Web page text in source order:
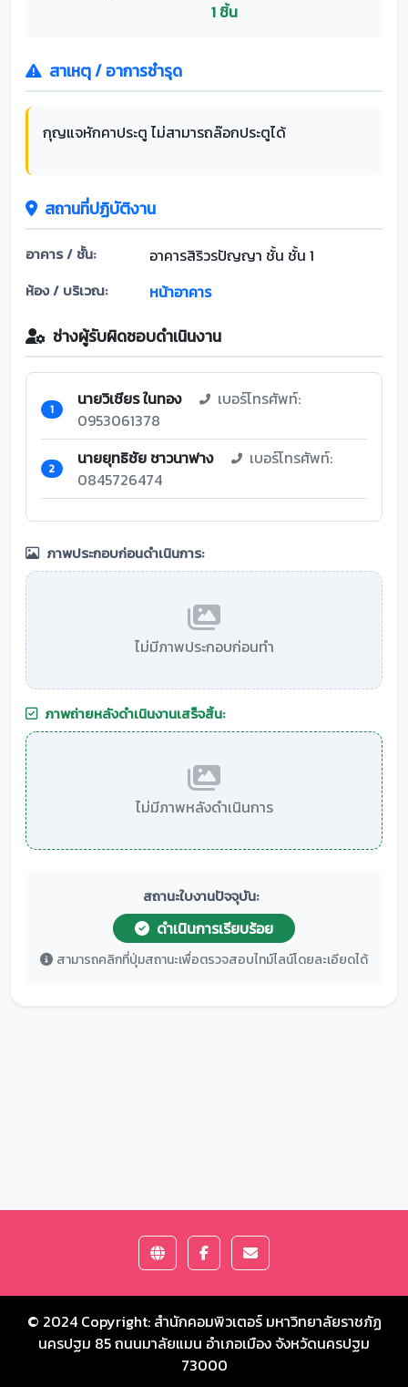
1 ชิ้น
สาเหตุ / อาการชำรุด
กุญแจหักคาประตู ไม่สามารถล๊อกประตูได้
สถานที่ปฏิบัติงาน
อาคาร / ชั้น: อาคารสิริวรปัญญา ชั้น ชั้น 1
ห้อง / บริเวณ: หน้าอาคาร
ช่างผู้รับผิดชอบดำเนินงาน
1 นายวิเชียร ในทอง
เบอร์โทรศัพท์:
0953061378
2 นายยุทธิชัย ชาวนาฟาง
เบอร์โทรศัพท์:
0845726474
ภาพประกอบก่อนดำเนินการ:
ไม่มีภาพประกอบก่อนทำ
ภาพถ่ายหลังดำเนินงานเสร็จสิ้น:
ไม่มีภาพหลังดำเนินการ
สถานะใบงานปัจจุบัน:
ดำเนินการเรียบร้อย
สามารถคลิกที่ปุ่มสถานะเพื่อตรวจสอบไทม์ไลน์โดยละเอียดได้
© 2024 Copyright: สำนักคอมพิวเตอร์ มหาวิทยาลัยราชภัฏ
นครปฐม 85 ถนนมาลัยแมน อำเภอเมือง จังหวัดนครปฐม
73000